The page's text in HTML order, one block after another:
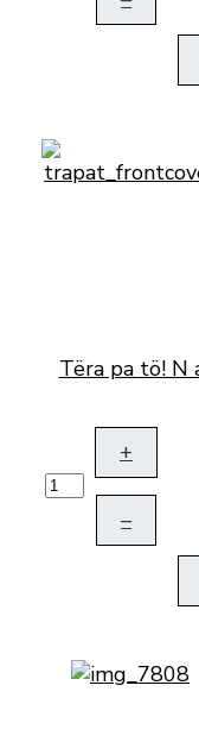
Tëra pa tö! N
+
–